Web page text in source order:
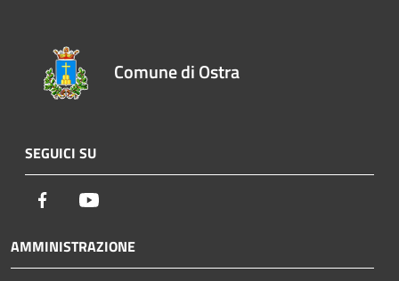
Comune di Ostra
SEGUICI SU
Facebook
AMMINISTRAZIONE